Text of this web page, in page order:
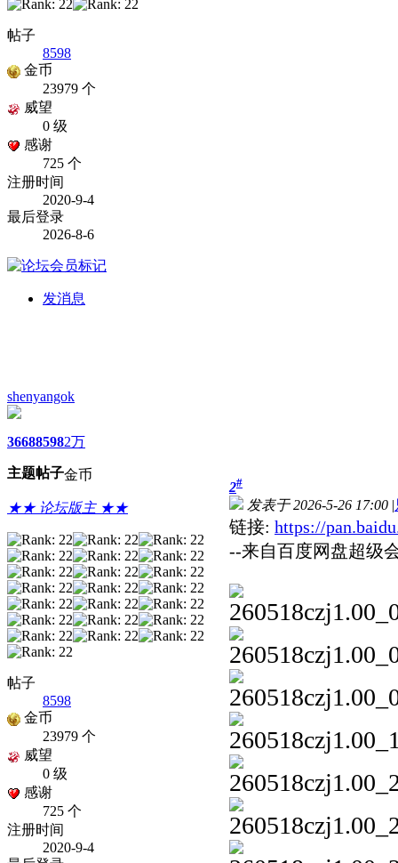
帖子
8598
金币
23979 个
威望
0 级
感谢
725 个
注册时间
2020-9-4
最后登录
2026-8-6
发消息
shenyangok
3668
主题
8598
帖子
2万
金币
★★ 论坛版主 ★★
帖子
8598
金币
23979 个
威望
0 级
感谢
725 个
注册时间
2020-9-4
2#
发表于 2026-5-26 17:00 |
链接: https://
--来自百度网盘超级